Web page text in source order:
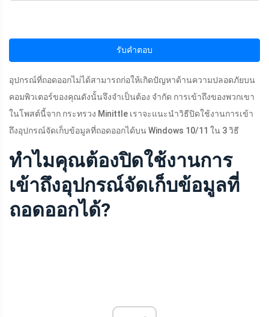
รับคำตอบ
อุปกรณ์ที่ถอดออกไม่ได้สามารถก่อให้เกิดปัญหาด้านความปลอดภัยบน
คอมพิวเตอร์ของคุณดังนั้นจึงจำเป็นต้อง จำกัด การเข้าถึงของพวกเขา
ในโพสต์นี้จาก กระทรวง Minittle เราจะแนะนำวิธีปิดใช้งานการเข้า
ถึงอุปกรณ์จัดเก็บข้อมูลที่ถอดออกได้บน Windows 10/11 ใน 3 วิธี
ทำไมคุณต้องปิดใช้งานการ
เข้าถึงอุปกรณ์จัดเก็บข้อมูลที่
ถอดออกได้?